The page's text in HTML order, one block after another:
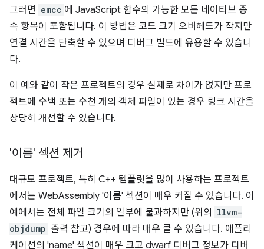
그러면 emcc 에 JavaScript 함수의 가능한 모든 네이티브 종
속 항목이 포함됩니다. 이 방법은 코드 크기 오버헤드가 작지만
연결 시간을 단축할 수 있으며 디버그 빌드에 유용할 수 있습니
다.
이 예와 같이 작은 프로젝트의 경우 실제로 차이가 없지만 프로
젝트에 수백 또는 수천 개의 객체 파일이 있는 경우 링크 시간을
상당히 개선할 수 있습니다.
'이름' 섹션 제거
대규모 프로젝트, 특히 C++ 템플릿을 많이 사용하는 프로젝트
에서는 WebAssembly '이름' 섹션이 매우 커질 수 있습니다. 이
예에서는 전체 파일 크기의 일부에 불과하지만 (위의
llvm-
objdump 출력 참고) 경우에 따라 매우 클 수 있습니다. 애플리
케이션의 'name' 섹션이 매우 크고 dwarf 디버그 정보가 디버